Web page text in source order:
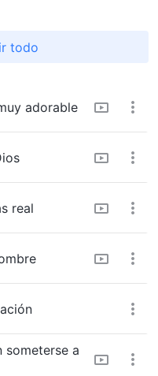
todo
adorable
real
someterse a